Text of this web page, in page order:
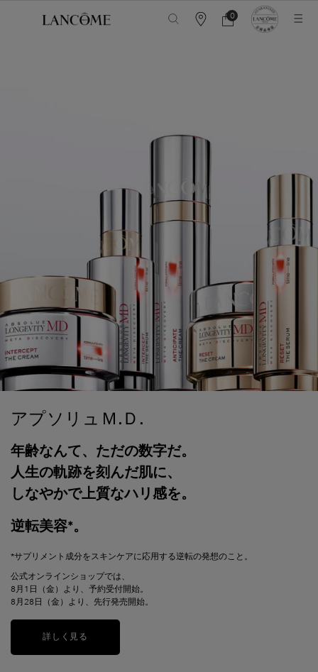
カ
ランコ
カ
0
0 カート内の製品
アプソリュＭ.Ｄ.
年齢なんて、ただの数字だ。
人生の軌跡を刻んだ肌に、
しなやかで上質なハリ感を。
逆転美容*。
*サプリメント成分をスキンケアに応用する逆転の発想のこと。
公式オンラインショップでは、
8月1日（金）より、予約受付開始。
8月28日（金）より、先行発売開始。
詳しく見る